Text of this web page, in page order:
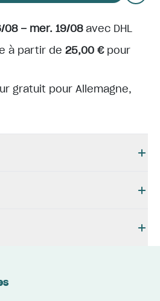
08 – mer. 19/08avec DHL
à partir de 25,00 €pour
gratuit pour Allemagne,